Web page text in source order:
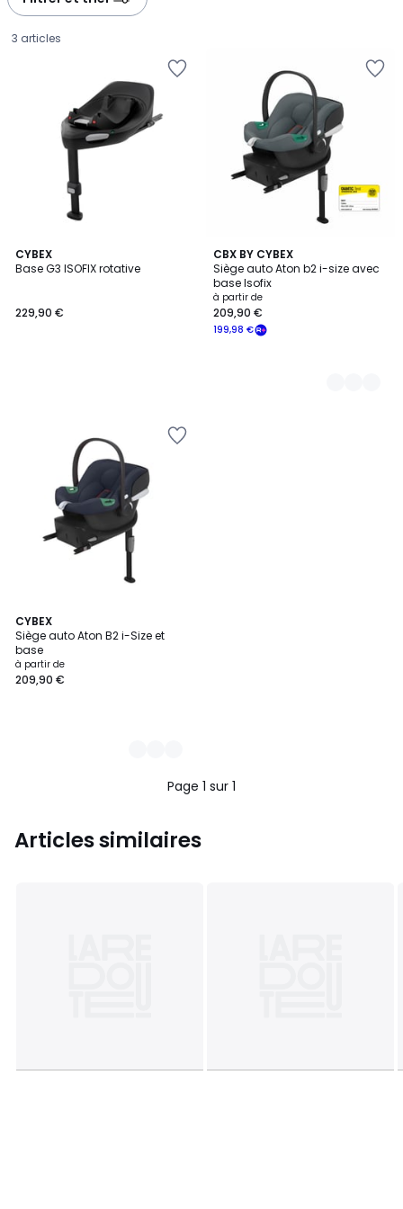
3 articles
CYBEX
Base G3 ISOFIX rotative
€.
229,90 €
CBX BY CYBEX
Siège auto Aton b2 i-size avec
base Isofix
à partir de
199,98 €
209,90 €
2
Couleurs
CYBEX
Siège auto Aton B2 i-Size et
base
à partir de
209,90 €
2
Couleurs
Page 1 sur 1
Articles similaires